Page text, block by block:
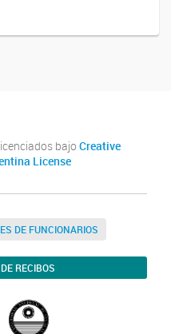
bajo Creative
License
DE FUNCIONARIOS
RECIBOS